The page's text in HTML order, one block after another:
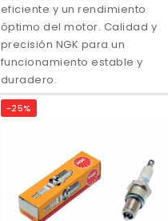
eficiente y un rendimiento
óptimo del motor. Calidad y
precisión NGK para un
funcionamiento estable y
duradero.
-25%